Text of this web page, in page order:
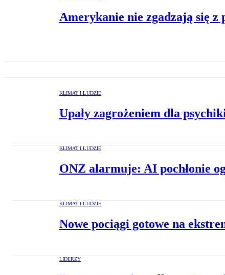
Amerykanie nie zgadzają się
KLIMAT I LUDZIE
Upały zagrożeniem dla
KLIMAT I LUDZIE
ONZ alarmuje: AI pochłonie
KLIMAT I LUDZIE
Nowe pociągi gotowe na
LIDERZY